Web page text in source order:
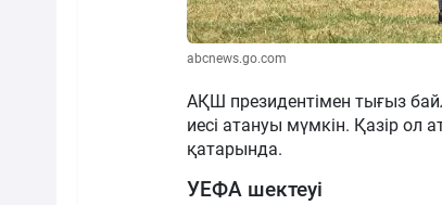
abcnews.go.com
АҚШ президентімен тығыз
иесі атануы мүмкін. Қазір ол
қатарында.
УЕФА шектеуі